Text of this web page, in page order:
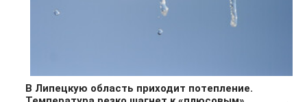
В Липецкую область приходит потепление.